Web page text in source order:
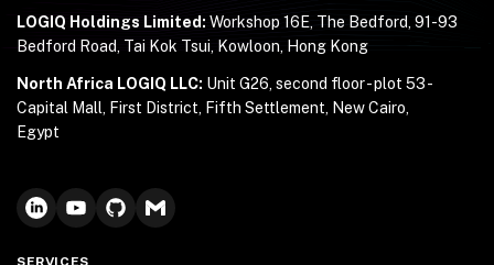
LOGIQ Holdings Limited: Workshop 16E, The Bedford, 91-93
Bedford Road, Tai Kok Tsui, Kowloon, Hong Kong
North Africa LOGIQ LLC: Unit G26, second floor - plot 53 -
Capital Mall, First District, Fifth Settlement, New Cairo,
Egypt
SERVICES